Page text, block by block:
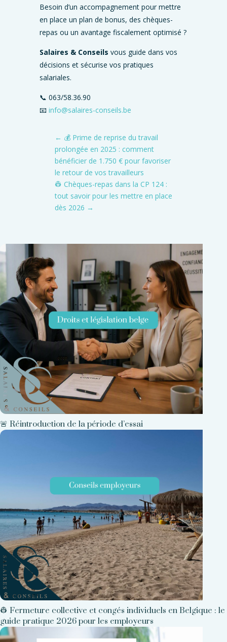
Besoin d’un accompagnement pour mettre
en place un plan de bonus, des chèques-
repas ou un avantage fiscalement optimisé ?
Salaires & Conseils vous guide dans vos
décisions et sécurise vos pratiques
salariales.
📞 063/58.36.90
📧info@salaires-conseils.be
← 💰 Prime de reprise du travail
prolongée en 2025 : comment
bénéficier de 1.750 € pour favoriser
le retour de vos travailleurs
👷 Chèques-repas dans la CP 124 :
tout savoir pour les mettre en place
dès 2026 →
🚨 Réintroduction de la période d’essai
👷 Fermeture collective et congés individuels en Belgique : le
guide pratique 2026 pour les employeurs